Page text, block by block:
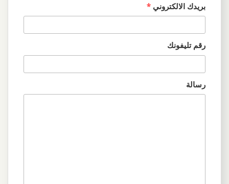
بريدك الالكتروني *
رقم تليفونك
رسالة